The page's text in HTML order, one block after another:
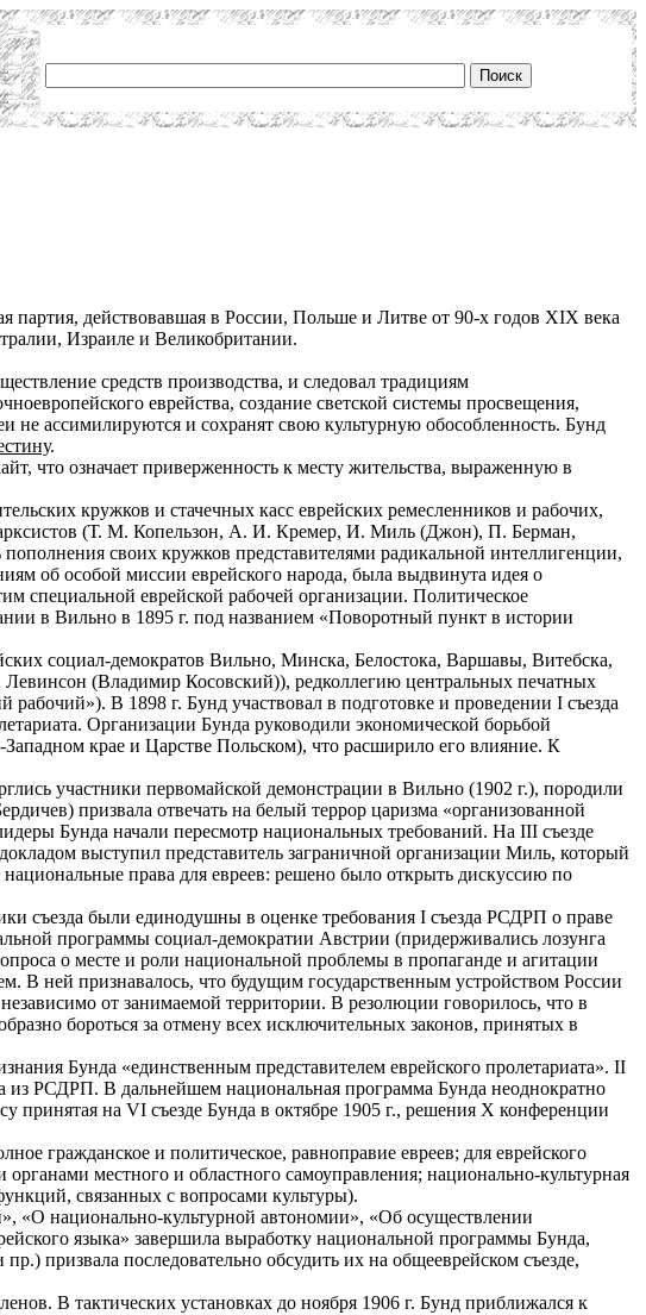
действовавшая в России, Польше и Литве от 90-х годов XIX века
Израиле и Великобритании.
средств производства, и следовал традициям
еврейства, создание светской системы просвещения,
не ассимилируются и сохранят свою культурную обособленность. Бунд
.
что означает приверженность к месту жительства, выраженную в
кружков и стачечных касс еврейских ремесленников и рабочих,
(Т. М. Копельзон, А. И. Кремер, И. Миль (Джон), П. Берман,
своих кружков представителями радикальной интеллигенции,
об особой миссии еврейского народа, была выдвинута идея о
специальной еврейской рабочей организации. Политическое
в Вильно в 1895 г. под названием «Поворотный пункт в истории
социал-демократов Вильно, Минска, Белостока, Варшавы, Витебска,
(Владимир Косовский)), редколлегию центральных печатных
В 1898 г. Бунд участвовал в подготовке и проведении I съезда
Организации Бунда руководили экономической борьбой
крае и Царстве Польском), что расширило его влияние. К
участники первомайской демонстрации в Вильно (1902 г.), породили
призвала отвечать на белый террор царизма «организованной
Бунда начали пересмотр национальных требований. На III съезде
выступил представитель заграничной организации Миль, который
права для евреев: решено было открыть дискуссию по
съезда были единодушны в оценке требования I съезда РСДРП о праве
программы социал-демократии Австрии (придерживались лозунга
о месте и роли национальной проблемы в пропаганде и агитации
ней признавалось, что будущим государственным устройством России
от занимаемой территории. В резолюции говорилось, что в
бороться за отмену всех исключительных законов, принятых в
Бунда «единственным представителем еврейского пролетариата». II
из РСДРП. В дальнейшем национальная программа Бунда неоднократно
принятая на VI съезде Бунда в октябре 1905 г., решения X конференции
гражданское и политическое, равноправие евреев; для еврейского
местного и областного самоуправления; национально-культурная
связанных с вопросами культуры).
«О национально-культурной автономии», «Об осуществлении
языка» завершила выработку национальной программы Бунда,
призвала последовательно обсудить их на общееврейском съезде,
В тактических установках до ноября 1906 г. Бунд приближался к